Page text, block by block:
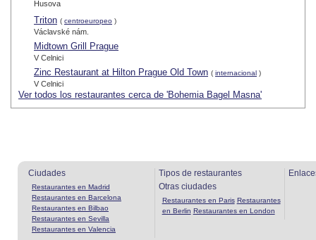
Husova
Triton ( centroeuropeo )
Václavské nám.
Midtown Grill Prague
V Celnici
Zinc Restaurant at Hilton Prague Old Town ( internacional )
V Celnici
Ver todos los restaurantes cerca de 'Bohemia Bagel Masna'
Ciudades
Restaurantes en Madrid
Restaurantes en Barcelona
Restaurantes en Bilbao
Restaurantes en Sevilla
Restaurantes en Valencia
Tipos de restaurantes
Otras ciudades
Restaurantes en Paris Restaurantes
en Berlin Restaurantes en London